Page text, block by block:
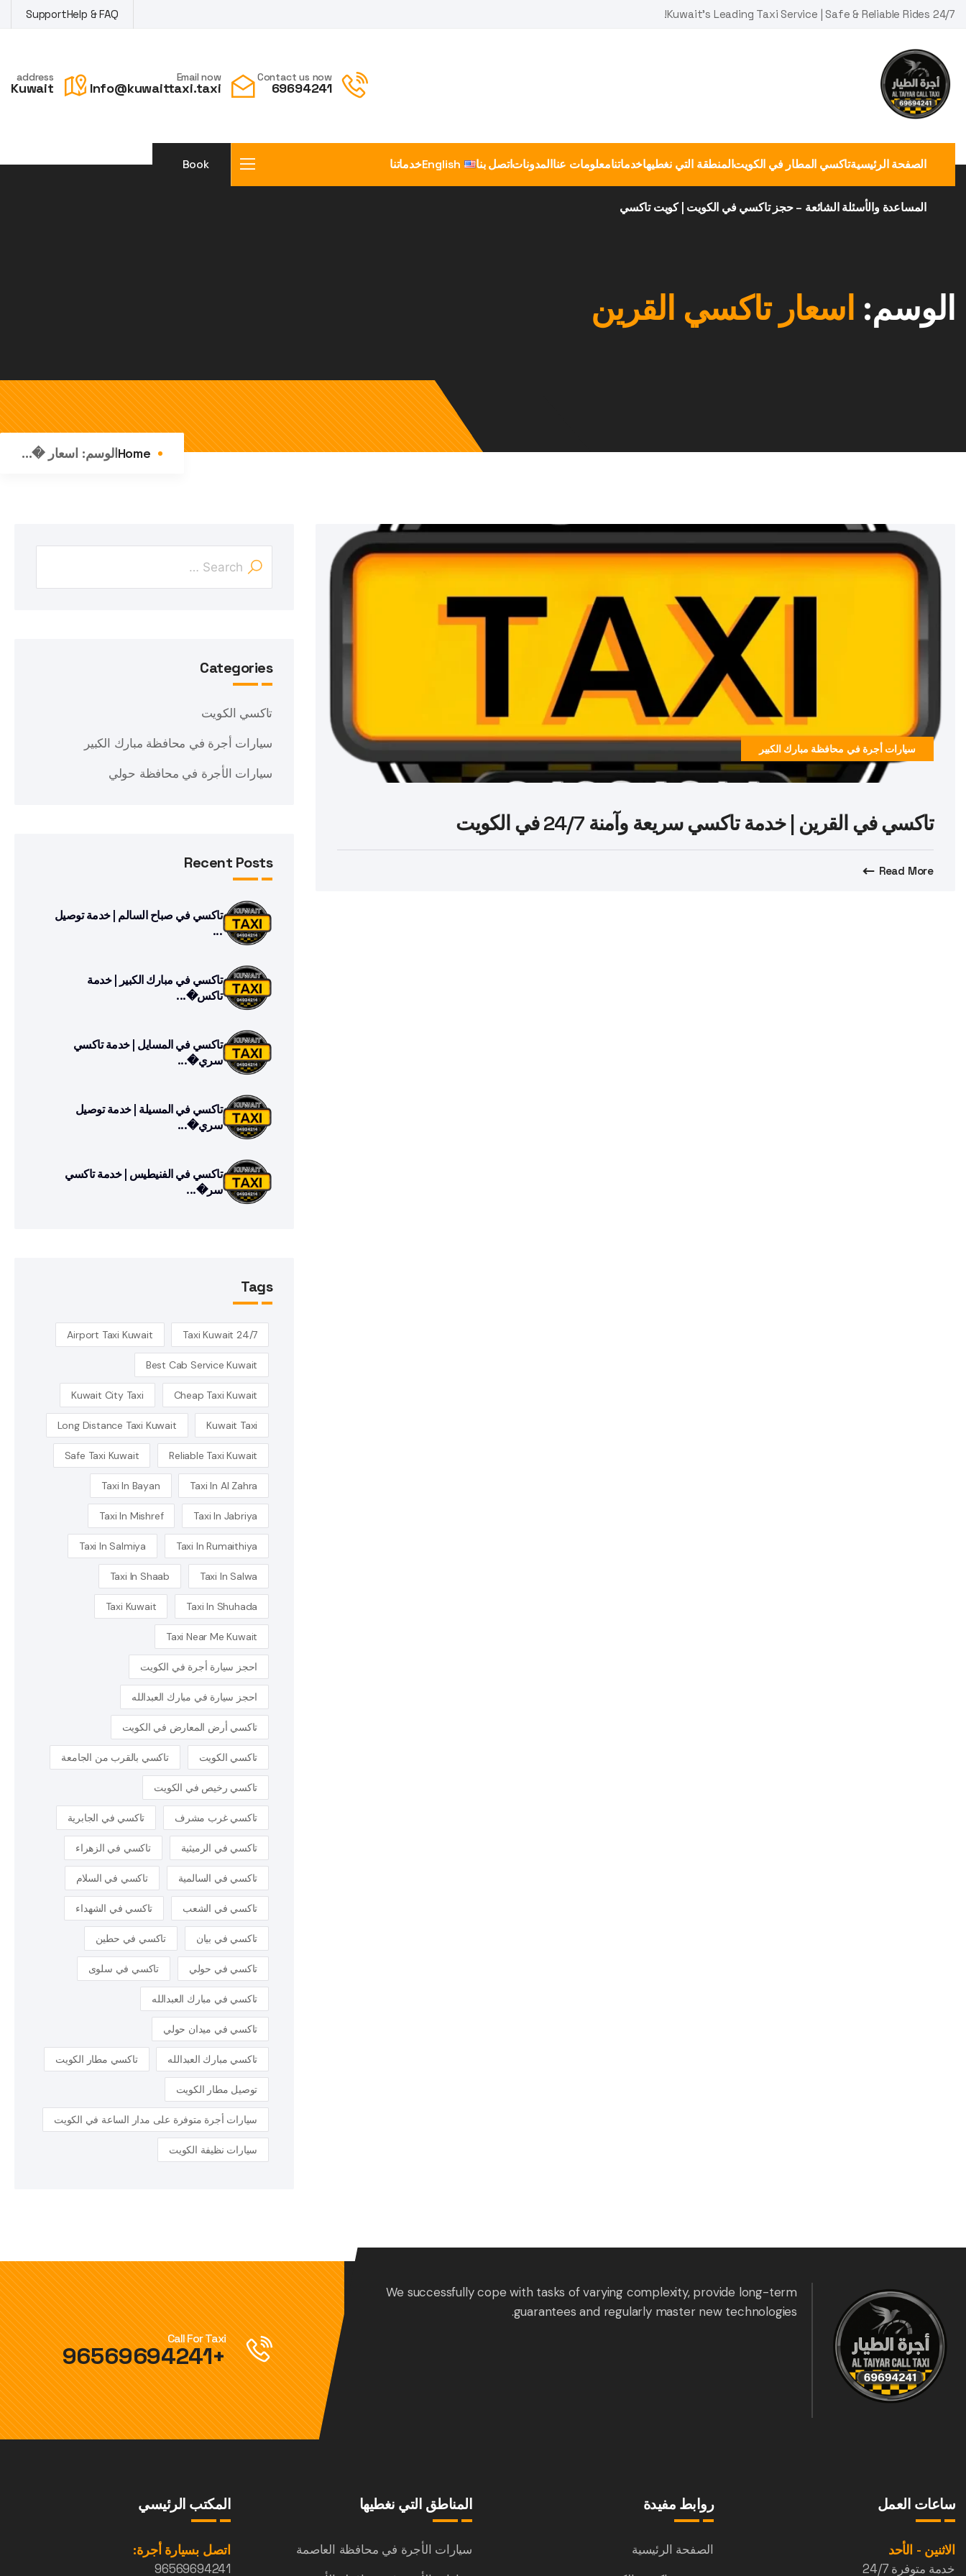
Skip
content
Kuwait's Leading Taxi Service | Safe & Reliable Rides 24/7!
Help & FAQ
Support
Contact us now
69694241
Email now
Info@kuwaittaxi.taxi
address
Kuwait
الصفحة الرئيسيةتاكسي المطار في الكويتالمنطقة التي نغطيهاخدماتنامعلومات عناالمدوناتاتصل بنا Englishخدماتنا
المساعدة والأسئلة الشائعة – حجز تاكسي في الكويت | كويت تاكسي
Book
الوسم: اسعار تاكسي القرين
Homeالوسم: اسعار �...
سيارات أجرة في محافظة مبارك الكبير
تاكسي في القرين | خدمة تاكسي سريعة وآمنة 24/7 في الكويت
Read More
Categories
تاكسي الكويت
سيارات أجرة في محافظة مبارك الكبير
سيارات الأجرة في محافظة حولي
Recent Posts
تاكسي في صباح السالم | خدمة توصيل
...
تاكسي في مبارك الكبير | خدمة
تاكس�...
تاكسي في المسايل | خدمة تاكسي
سري�...
تاكسي في المسيلة | خدمة توصيل
سري�...
تاكسي في الفنيطيس | خدمة تاكسي
سر�...
Tags
24/7 Taxi Kuwait
Airport Taxi Kuwait
Best Cab Service Kuwait
Cheap Taxi Kuwait
Kuwait City Taxi
Kuwait Taxi
Long Distance Taxi Kuwait
Reliable Taxi Kuwait
Safe Taxi Kuwait
Taxi In Al Zahra
Taxi In Bayan
Taxi In Jabriya
Taxi In Mishref
Taxi In Rumaithiya
Taxi In Salmiya
Taxi In Salwa
Taxi In Shaab
Taxi In Shuhada
Taxi Kuwait
Taxi Near Me Kuwait
احجز سيارة أجرة في الكويت
احجز سيارة في مبارك العبدالله
تاكسي أرض المعارض في الكويت
تاكسي الكويت تاكسي بالقرب من الجامعة
تاكسي رخيص في الكويت
تاكسي غرب مشرف تاكسي في الجابرية
تاكسي في الرميثية تاكسي في الزهراء
تاكسي في السالمية تاكسي في السلام
تاكسي في الشعب تاكسي في الشهداء
تاكسي في بيان تاكسي في حطين
تاكسي في حولي تاكسي في سلوى
تاكسي في مبارك العبدالله
تاكسي في ميدان حولي
تاكسي مبارك العبدالله تاكسي مطار الكويت
توصيل مطار الكويت
سيارات أجرة متوفرة على مدار الساعة في الكويت
سيارات نظيفة الكويت
We successfully cope with tasks of varying complexity, provide long-term
guarantees and regularly master new technologies.
Call For Taxi
+96569694241
ساعات العمل
الاثنين - الأحد
خدمة متوفرة 24/7
روابط مفيدة
الصفحة الرئيسية
المناطق التي نغطيها
سيارات الأجرة في محافظة العاصمة
المكتب الرئيسي
اتصل بسيارة أجرة:
96569694241